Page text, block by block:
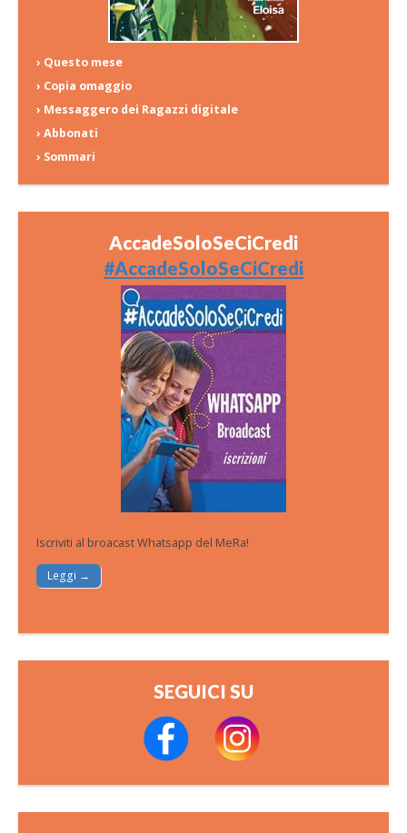
› Questo mese
› Copia omaggio
› Messaggero dei Ragazzi digitale
› Abbonati
› Sommari
AccadeSoloSeCiCredi
#AccadeSoloSeCiCredi
Iscriviti al broacast Whatsapp del MeRa!
Leggi →
SEGUICI SU